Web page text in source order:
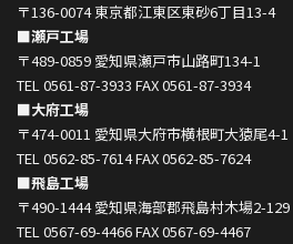
〒136-0074 東京都江東区東砂6丁目13-4
■瀬戸工場
〒489-0859 愛知県瀬戸市山路町134-1
TEL 0561-87-3933 FAX 0561-87-3934
■大府工場
〒474-0011 愛知県大府市横根町大猿尾4-1
TEL 0562-85-7614 FAX 0562-85-7624
■飛島工場
〒490-1444 愛知県海部郡飛島村木場2-129
TEL 0567-69-4466 FAX 0567-69-4467